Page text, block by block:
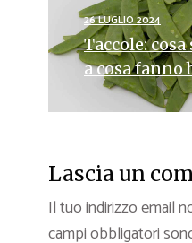
26 LUGLIO 2024
Taccole:
a cosa fanno
Lascia un
Il tuo indirizzo email
campi obbligatori